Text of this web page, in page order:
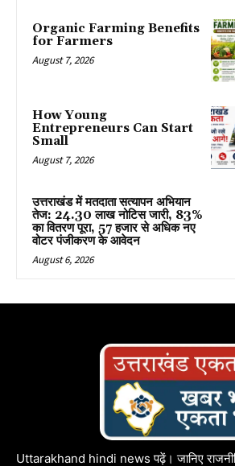
Organic Farming Benefits
for Farmers
August 7, 2026
How Young
Entrepreneurs Can Start
Small
August 7, 2026
उत्तराखंड में मतदाता सत्यापन अभियान
तेज: 24.30 लाख नोटिस जारी, 83%
का वितरण पूरा, 57 हजार से अधिक नए
वोटर पंजीकरण के आवेदन
August 6, 2026
Uttarakhand hindi news पढ़ें। जानिए